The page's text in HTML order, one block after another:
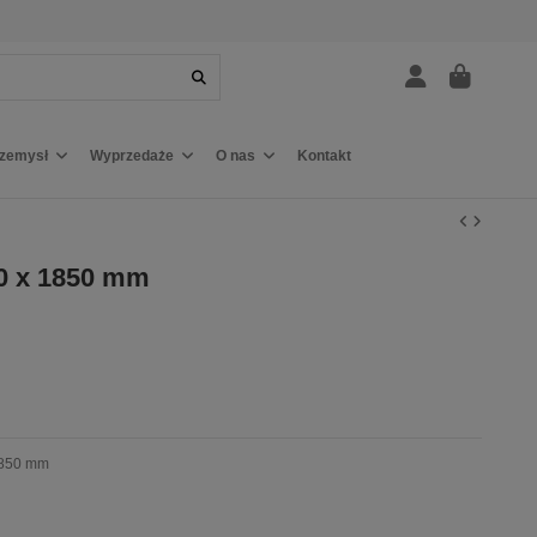
Wyprzedaże O nas Kontakt
x 1850 mm
mm